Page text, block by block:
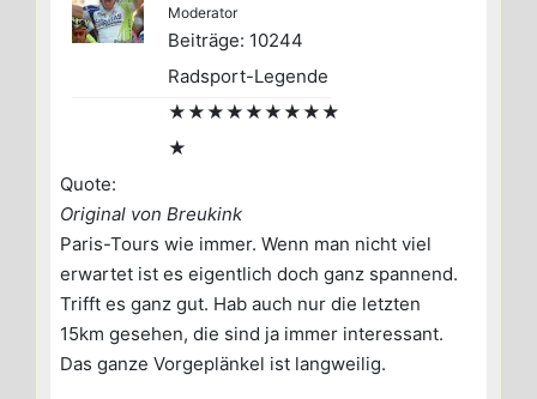
Moderator
Beiträge: 10244
Radsport-Legende
★★★★★★★★★
★
Quote:
Original von Breukink
Paris-Tours wie immer. Wenn man nicht viel
erwartet ist es eigentlich doch ganz spannend.
Trifft es ganz gut. Hab auch nur die letzten
15km gesehen, die sind ja immer interessant.
Das ganze Vorgeplänkel ist langweilig.